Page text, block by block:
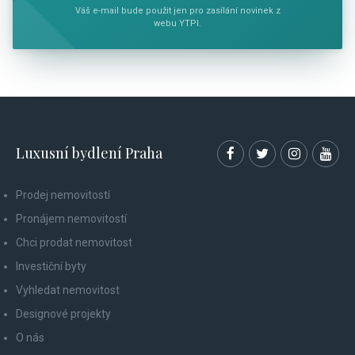
Váš e-mail bude použit jen pro zasílání novinek z
webu YTPI.
Luxusní bydlení Praha
Prodej nemovitostí
Pronájem nemovitostí
Chci prodat nemovitost
Investiční byty
Vyhledat nemovitost
Designové projekty
O nás